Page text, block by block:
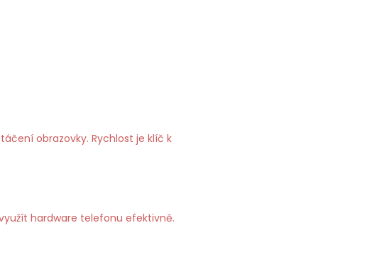
obrazovky. Rychlost je klíč k
hardware telefonu efektivně.